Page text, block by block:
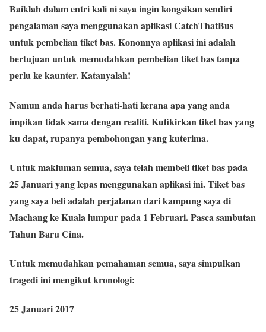
Baiklah dalam entri kali ni saya ingin kongsikan sendiri
pengalaman saya menggunakan aplikasiCatchThatBus
untuk pembelian tiket bas. Kononnya aplikasi ini adalah
bertujuan untuk memudahkan pembelian tiket bas tanpa
perlu ke kaunter. Katanyalah!
Namun anda harus berhati-hati kerana apa yang anda
impikan tidak sama dengan realiti. Kufikirkan tiket bas yang
ku dapat, rupanya pembohongan yang kuterima.
Untuk makluman semua, saya telah membeli tiket bas pada
25 Januari yang lepas menggunakan aplikasi ini. Tiket bas
yang saya beli adalah perjalanan dari kampung saya di
Machang ke Kuala lumpur pada 1 Februari. Pasca sambutan
Tahun Baru Cina.
Untuk memudahkan pemahaman semua, saya simpulkan
tragedi ini mengikut kronologi:
25 Januari 2017